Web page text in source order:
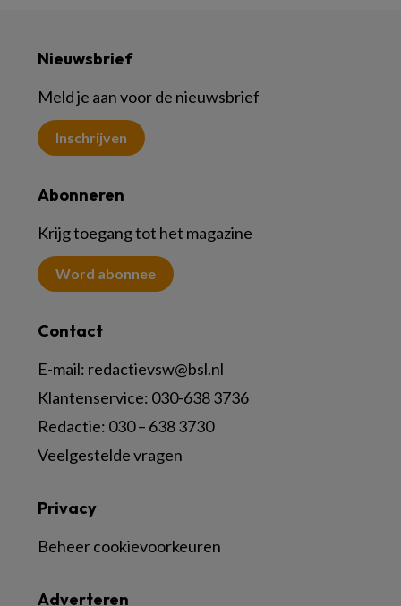
Nieuwsbrief
Meld je aan voor de nieuwsbrief
Inschrijven
Abonneren
Krijg toegang tot het magazine
Word abonnee
Contact
E-mail: redactievsw@bsl.nl
Klantenservice: 030-638 3736
Redactie: 030 – 638 3730
Veelgestelde vragen
Adverteren
Privacy
Beheer cookievoorkeuren